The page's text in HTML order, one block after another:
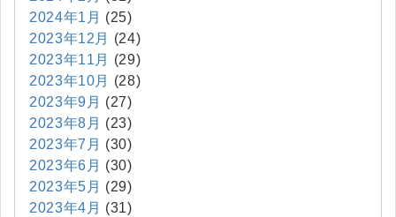
2024年1月 (25)
2023年12月
(24)
2023年11月
(29)
2023年10月
(28)
2023年9月 (27)
2023年8月 (23)
2023年7月 (30)
2023年6月 (30)
2023年5月 (29)
2023年4月 (31)